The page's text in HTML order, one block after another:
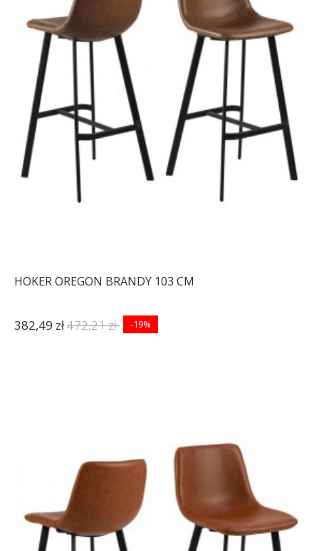
HOKER OREGON BRANDY 103 CM
382,49 zł472,21 zł -19%